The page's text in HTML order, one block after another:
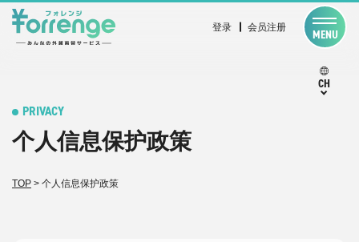
登录 会员注册
MENU
CH
PRIVACY
个人信息保护政策
TOP > 个人信息保护政策